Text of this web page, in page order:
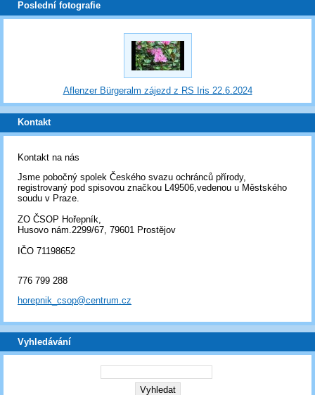
Poslední fotografie
Aflenzer Bürgeralm zájezd z RS Iris 22.6.2024
Kontakt
Kontakt na nás
Jsme pobočný spolek Českého svazu ochránců přírody,
registrovaný pod spisovou značkou L49506,vedenou u Městského
soudu v Praze.
ZO ČSOP Hořepník,
Husovo nám.2299/67, 79601 Prostějov
IČO 71198652
776 799 288
horepnik_csop@centrum.cz
Vyhledávání